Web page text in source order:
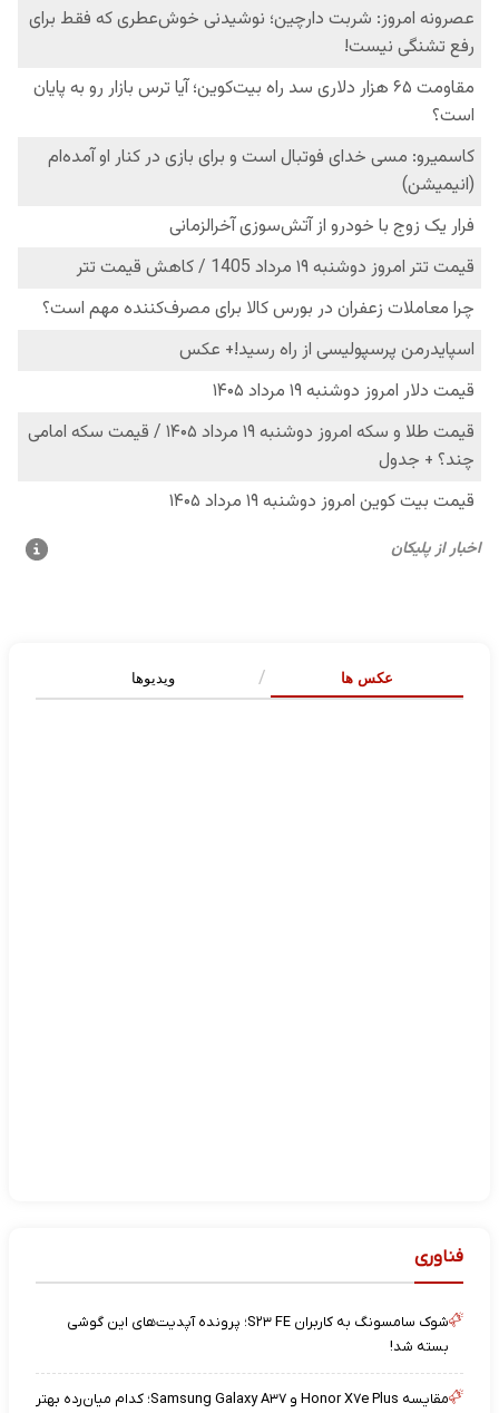
عکس ها ویدیوها
فناوری
شوک سامسونگ به کاربران S۲۳ FE؛ پرونده آپدیت‌های این گوشی
بسته شد!
مقایسه Honor X۷e Plus و Samsung Galaxy A۳۷؛ کدام میان‌رده بهتر